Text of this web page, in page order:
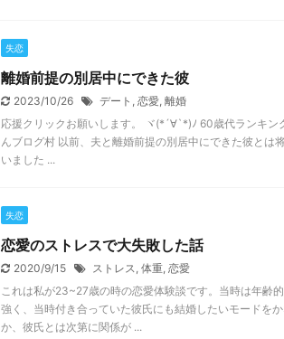
失恋
離婚前提の別居中にできた彼
2023/10/26 デート , 恋愛, 離婚
応援クリックお願いします。 ヾ(*´∀`*)ﾉ 60歳代ランキン
んブログ村 以前、夫と離婚前提の別居中にできた彼とは
いました ...
失恋
恋愛のストレスで大失敗した話
2020/9/15 ストレス, 体重, 恋愛
これは私が23~27歳の時の恋愛体験談です。当時は年齢
強く、当時付き合っていた彼氏にも結婚したいモードを
か、彼氏とは次第に関係が ...